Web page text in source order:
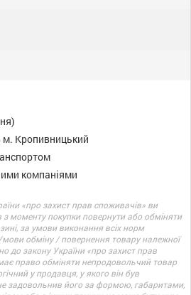
м. Кропивницький
компаніями
«про захист прав споживачів» ви
моменту покупки повернути або обміняти
за умови виконання всіх норм
обміну / повернення товару належної
до закону України «про захист прав
право обміняти непродовольчий товар
у продавця, у якого він був
задовольнив його за формою, габаритами,